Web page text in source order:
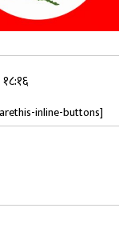
inline-buttons]